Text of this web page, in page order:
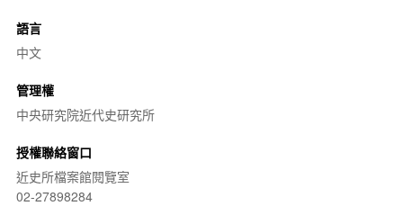
語言
中文
管理權
中央研究院近代史研究所
授權聯絡窗口
近史所檔案館閱覽室
02-27898284